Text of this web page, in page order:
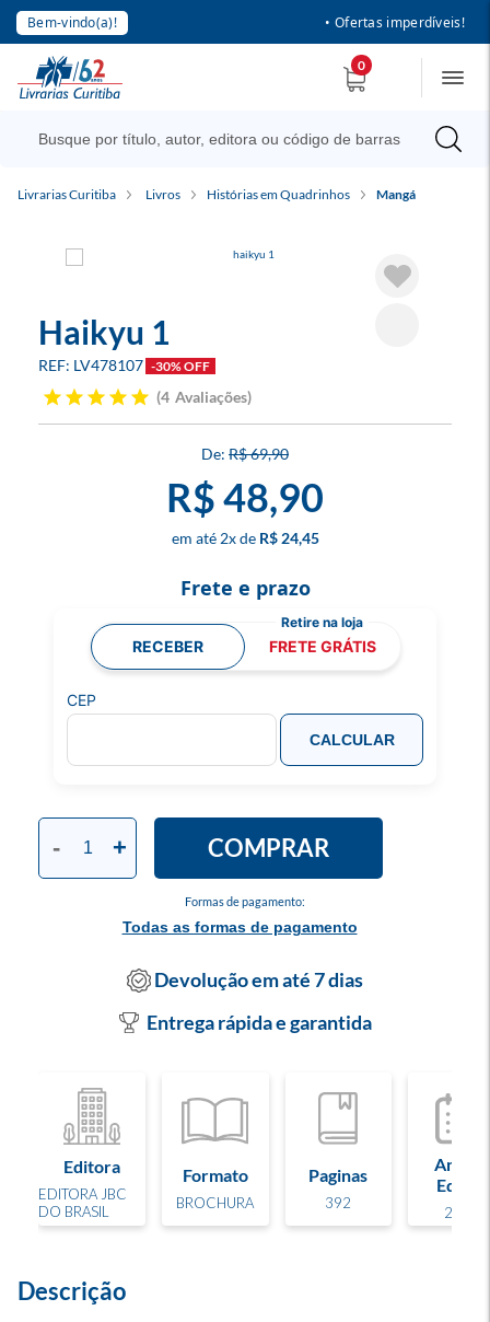
Bem-vindo(a)! • Ofertas imperdíveis!
0
Livrarias Curitiba Livros Histórias em Quadrinhos Mangá
Haikyu 1
LV478107 -30% OFF
4 Avaliações
R$ 69,90
R$ 48,90
2x R$ 24,45
Formas de pagamento:
Todas as formas de pagamento
- + COMPRAR
Frete e prazo
RECEBER FRETE GRÁTIS
CEP
CALCULAR
Devolução em até 7 dias
Entrega rápida e garantida
Editora
EDITORA JBC
DO BRASIL
Formato
BROCHURA
Paginas
392
Ano de
Edição
2021
Descrição